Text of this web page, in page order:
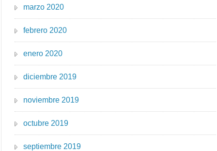
marzo 2020
febrero 2020
enero 2020
diciembre 2019
noviembre 2019
octubre 2019
septiembre 2019